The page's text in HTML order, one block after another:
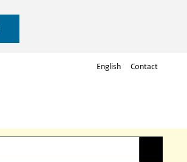
English Contact